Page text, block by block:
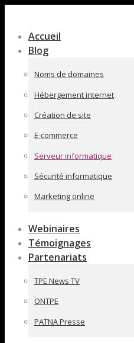
pleine
largeur
Accueil
Blog
Noms de domaines
Hébergement internet
Création de site
E-commerce
Serveur informatique
Sécurité informatique
Marketing online
Webinaires
Témoignages
Partenariats
TPE News TV
ONTPE
PATNA Presse